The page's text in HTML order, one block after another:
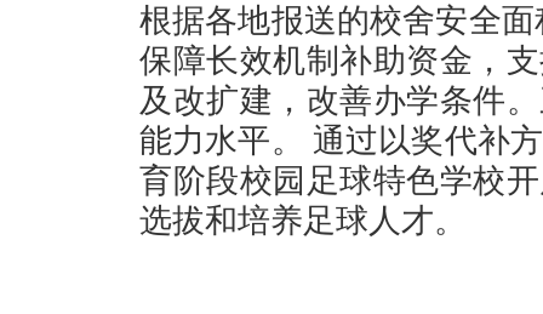
根据各地报送的校舍安全
保障长效机制补助资金，
及改扩建，改善办学条件
能力水平。 通过以奖代补
育阶段校园足球特色学校
选拔和培养足球人才。